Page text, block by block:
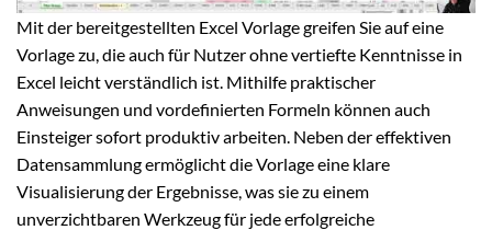
Mit der bereitgestellten Excel Vorlage greifen Sie auf eine
Vorlage zu, die auch für Nutzer ohne vertiefte Kenntnisse in
Excel leicht verständlich ist. Mithilfe praktischer
Anweisungen und vordefinierten Formeln können auch
Einsteiger sofort produktiv arbeiten. Neben der effektiven
Datensammlung ermöglicht die Vorlage eine klare
Visualisierung der Ergebnisse, was sie zu einem
unverzichtbaren Werkzeug für jede erfolgreiche